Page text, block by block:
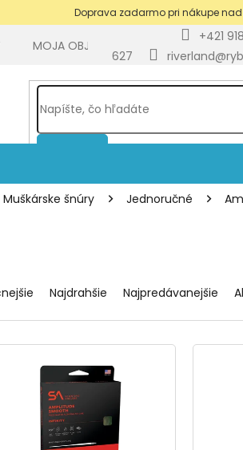
Doprava zadarmo pri nákupe
+421
627
MOJA OBJEDNÁVKA BLOG
Muškárske šnúry Jednoručné
Najdrahšie Najpredávanejšie